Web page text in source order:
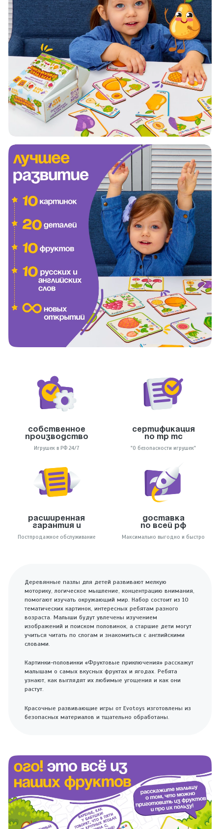
Собственное
производство
Игрушек в РФ 24/7
Сертификация
по тр тс
"О безопасности игрушек"
Расширенная
гарантия и
Постпродажное обслуживание
Доставка
по всей РФ
Максимально выгодно и быстро
Деревянные пазлы для детей развивают мелкую
моторику, логическое мышление, концентрацию внимания,
помогают изучать окружающий мир. Набор состоит из 10
тематических картинок, интересных ребятам разного
возраста. Малыши будут увлечены изучением
изображений и поиском половинок, а старшие дети могут
учиться читать по слогам и знакомиться с английскими
словами.
Картинки-половинки «Фруктовые приключения» расскажут
малышам о самых вкусных фруктах и ягодах. Ребята
узнают, как выглядят их любимые угощения и как они
растут.
Красочные развивающие игры от Evotoys изготовлены из
безопасных материалов и тщательно обработаны.